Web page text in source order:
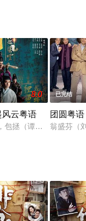
（1-25全集），
专家”的地下组织，
8.0
云粤语
包拯（谭俊彦饰）上任
已完结
团圆粤语
翁盛芬（